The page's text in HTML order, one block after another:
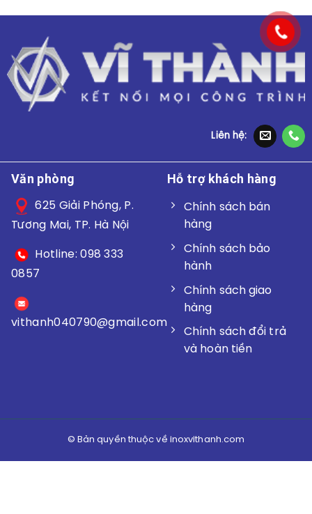
Liên hệ:
Văn phòng
625 Giải Phóng, P.
Tương Mai, TP. Hà Nội
Hotline: 098 333
0857
vithanh040790@gmail.com
Hỗ trợ khách hàng
Chính sách bán
hàng
Chính sách bảo
hành
Chính sách giao
hàng
Chính sách đổi trả
và hoàn tiền
© Bản quyền thuộc về inoxvithanh.com